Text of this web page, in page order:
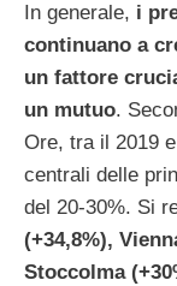
In generale, i
continuano a
un fattore
un mutuo.
Ore, tra il 2019
centrali delle
del 20-30%. Si
(+34,8%),
Stoccolma